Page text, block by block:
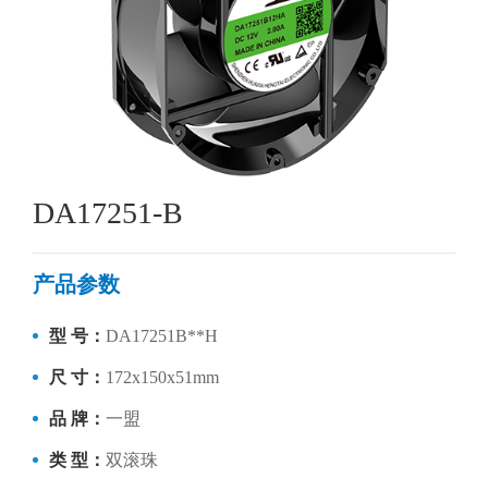
DA17251-B
产品参数
型 号：DA17251B**H
尺 寸： 172x150x51mm
品 牌：一盟
类 型：双滚珠